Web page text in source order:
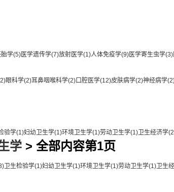
学(5)医学遗传学(7)放射医学(1)人体免疫学(9)医学寄生虫学(3)
眼科学(2)耳鼻咽喉科学(2)口腔医学(12)皮肤病学(2)神经病学
验学(1)妇幼卫生学(1)环境卫生学(1)劳动卫生学(1) 卫生经济学
学 > 全部内容第1页
卫生检验学(1)妇幼卫生学(1)环境卫生学(1)劳动卫生学(1) 卫生